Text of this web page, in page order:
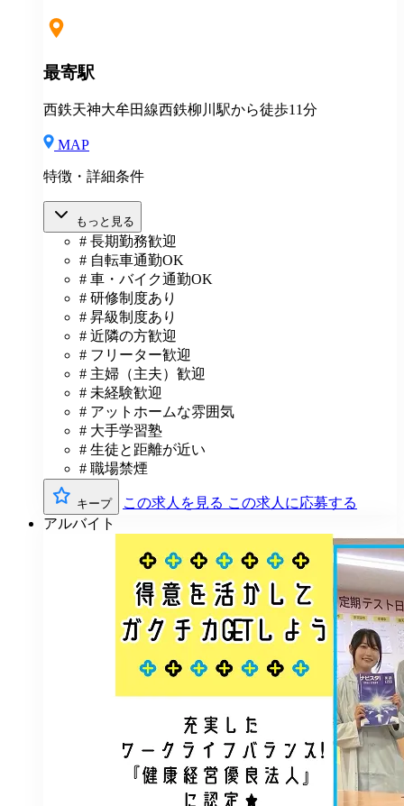
室長の給与平均：月給33.1万円（2025年実績） ◆賞与
災・健康・厚生年金） ◆社宅制度 （規定あり） ◆交
通費全額支給（規定あり） ◆社内表彰制度 ◆退職金制
度 ◆再雇用制度 ◆産前産後休暇 ◆育児・介護休業制
◆保養施設利用可 など
最寄駅
西鉄天神大牟田線西鉄柳川駅から徒歩11分
MAP
特徴・詳細条件
もっと見る
# 長期勤務歓迎
# 自転車通勤OK
# 車・バイク通勤OK
# 研修制度あり
# 昇級制度あり
# 近隣の方歓迎
# フリーター歓迎
# 主婦（主夫）歓迎
# 未経験歓迎
# アットホームな雰囲気
# 大手学習塾
# 生徒と距離が近い
# 職場禁煙
キープ この求人を見る この求人に応募する
アルバイト